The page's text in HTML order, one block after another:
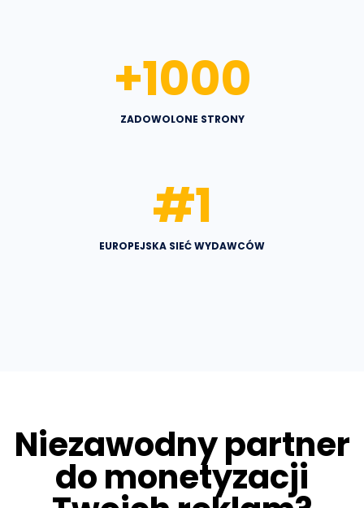
ZADOWOLONE STRONY
+1000
EUROPEJSKA SIEĆ WYDAWCÓW
#1
Niezawodny partner
do monetyzacji